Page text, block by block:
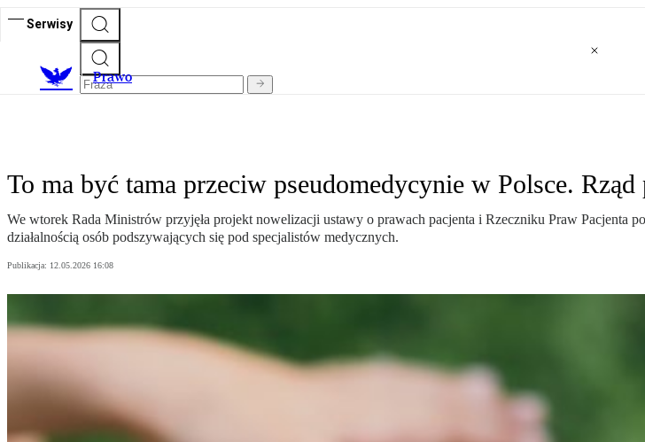
Serwisy
Prawo
To ma być tama przeciw pseudomedycynie w Polsce. Rząd
We wtorek Rada Ministrów przyjęła projekt nowelizacji ustawy o prawach pacjenta i Rzeczniku Praw Pacjenta
działalnością osób podszywających się pod specjalistów medycznych.
Publikacja: 12.05.2026 16:08